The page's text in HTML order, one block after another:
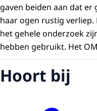
gaven beiden aan dat
haar ogen rustig
het gehele onderzoek
hebben gebruikt. Het
Hoort bij